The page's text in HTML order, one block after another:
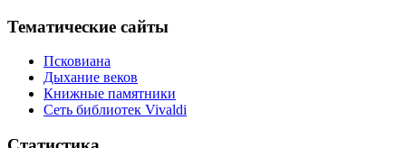
Тематические сайты
Псковиана
Дыхание веков
Книжные памятники
Сеть библиотек Vivaldi